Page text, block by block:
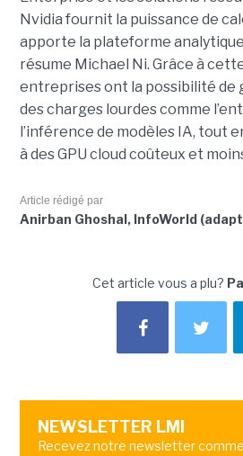
Nvidia fournit la puissance de
apporte la plateforme analytique
résume Michael Ni. Grâce à
entreprises ont la possibilité de
des charges lourdes comme
l’inférence de modèles IA, tout
à des GPU cloud coûteux et
Article rédigé par
Anirban Ghoshal, InfoWorld
Cet article vous a plu?
NEWSLETTER LMI
Recevez notre newsletter